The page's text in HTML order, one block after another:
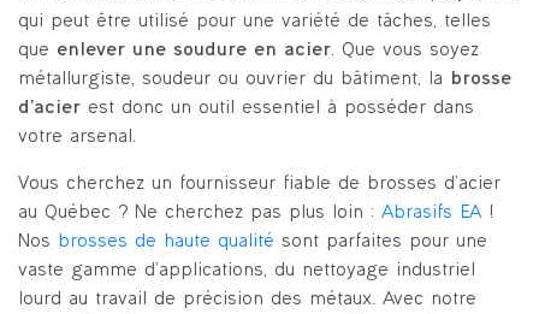
qui peut être utilisé pour une variété de tâches, telles
que enlever une soudure en acier . Que vous soyez
métallurgiste, soudeur ou ouvrier du bâtiment, la brosse
d’acier est donc un outil essentiel à posséder dans
votre arsenal.
Vous cherchez un fournisseur fiable de brosses d’acier
au Québec ? Ne cherchez pas plus loin : Abrasifs EA !
Nos brosses de haute qualité sont parfaites pour une
vaste gamme d’applications, du nettoyage industriel
lourd au travail de précision des métaux. Avec notre